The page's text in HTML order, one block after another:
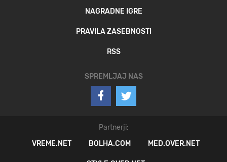
NAGRADNE IGRE
PRAVILA ZASEBNOSTI
RSS
SPREMLJAJ NAS
Partnerji:
VREME.NET
BOLHA.COM MED.OVER.NET